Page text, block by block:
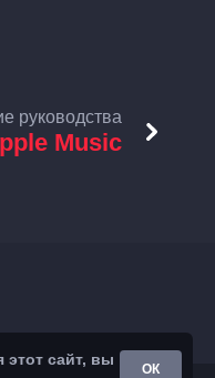
руководства
Music
сайт, вы
ОК